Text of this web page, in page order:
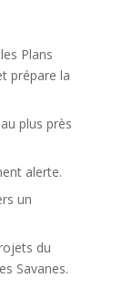
Plans
prépare la
plus près
alerte.
un
du
Savanes.